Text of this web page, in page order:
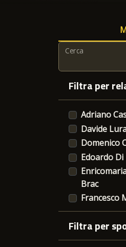
Cerca
Filtra per
Adriano
Davide
Domenico
Edoardo
Brac
Francesco
Fulvio Re
Giovanni
Giuseppe
Filtra per